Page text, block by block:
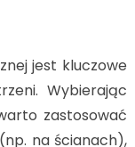
jest kluczowe
Wybierając
zastosować
na ścianach),